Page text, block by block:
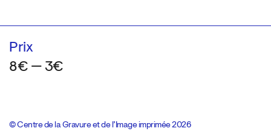
Prix
8€ — 3€
© Centre de la Gravure et de l’Image imprimée 2026